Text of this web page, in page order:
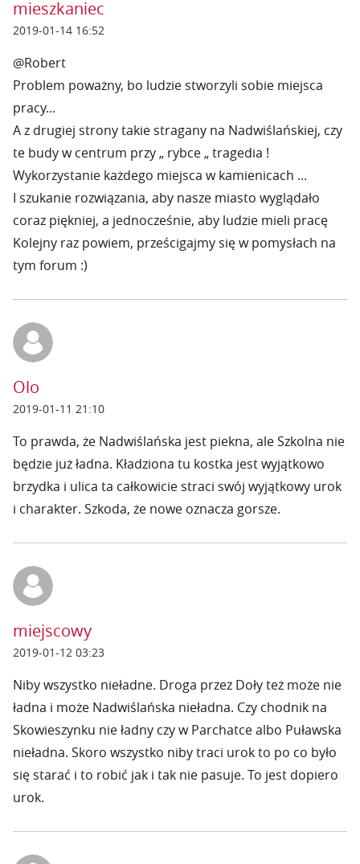
mieszkaniec
2019-01-14 16:52
@Robert
Problem poważny, bo ludzie stworzyli sobie miejsca
pracy...
A z drugiej strony takie stragany na Nadwiślańskiej, czy
te budy w centrum przy „ rybce „ tragedia !
Wykorzystanie każdego miejsca w kamienicach ...
I szukanie rozwiązania, aby nasze miasto wyglądało
coraz piękniej, a jednocześnie, aby ludzie mieli pracę
Kolejny raz powiem, prześcigajmy się w pomysłach na
tym forum :)
Olo
2019-01-11 21:10
To prawda, że Nadwiślańska jest piekna, ale Szkolna nie
będzie już ładna. Kładziona tu kostka jest wyjątkowo
brzydka i ulica ta całkowicie straci swój wyjątkowy urok
i charakter. Szkoda, że nowe oznacza gorsze.
miejscowy
2019-01-12 03:23
Niby wszystko nieładne. Droga przez Doły też może nie
ładna i może Nadwiślańska nieładna. Czy chodnik na
Skowieszynku nie ładny czy w Parchatce albo Puławska
nieładna. Skoro wszystko niby traci urok to po co było
się starać i to robić jak i tak nie pasuje. To jest dopiero
urok.